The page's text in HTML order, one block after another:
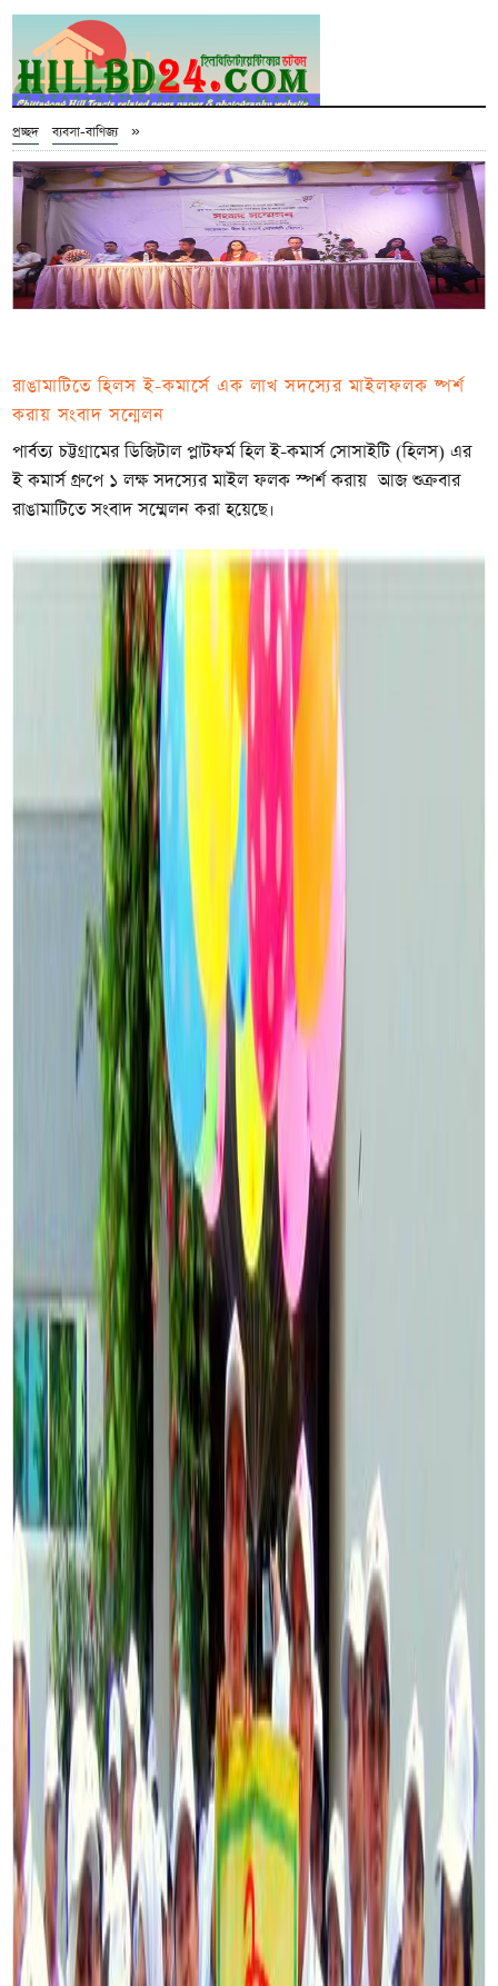
প্রচ্ছদ »
ব্যবসা-বাণিজ্য
রাঙামাটিতে হিলস ই-কমার্সে এক লাখ সদস্যের মাইলফলক ষ্পর্শ
করায় সংবাদ সন্মেলন
পার্বত্য চট্টগ্রামের ডিজিটাল প্লাটফর্ম হিল ই-কমার্স সোসাইটি (হিলস) এর
ই কমার্স গ্রুপে ১ লক্ষ সদস্যের মাইল ফলক স্পর্শ করায় আজ শুক্রবার
রাঙামাটিতে সংবাদ সম্মেলন করা হয়েছে।